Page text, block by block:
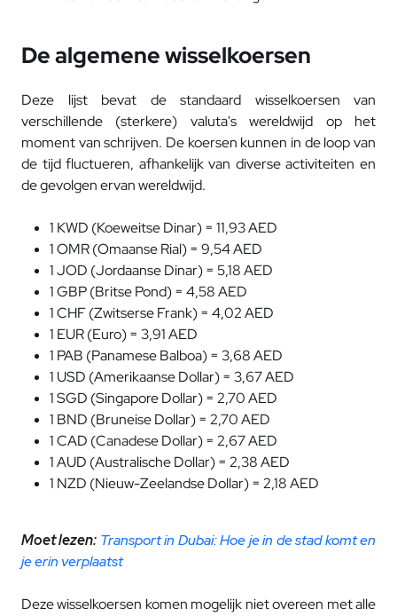
De algemene wisselkoersen
Deze lijst bevat de standaard wisselkoersen van
verschillende (sterkere) valuta's wereldwijd op het
moment van schrijven. De koersen kunnen in de loop van
de tijd fluctueren, afhankelijk van diverse activiteiten en
de gevolgen ervan wereldwijd.
1 KWD (Koeweitse Dinar) = 11,93 AED
1 OMR (Omaanse Rial) = 9,54 AED
1 JOD (Jordaanse Dinar) = 5,18 AED
1 GBP (Britse Pond) = 4,58 AED
1 CHF (Zwitserse Frank) = 4,02 AED
1 EUR (Euro) = 3,91 AED
1 PAB (Panamese Balboa) = 3,68 AED
1 USD (Amerikaanse Dollar) = 3,67 AED
1 SGD (Singapore Dollar) = 2,70 AED
1 BND (Bruneise Dollar) = 2,70 AED
1 CAD (Canadese Dollar) = 2,67 AED
1 AUD (Australische Dollar) = 2,38 AED
1 NZD (Nieuw-Zeelandse Dollar) = 2,18 AED
Moet lezen: Transport in Dubai: Hoe je in de stad komt en
je erin verplaatst
Deze wisselkoersen komen mogelijk niet overeen met alle